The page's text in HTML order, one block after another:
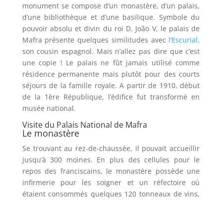
monument se compose d’un monastère, d’un palais,
d’une bibliothèque et d’une basilique. Symbole du
pouvoir absolu et divin du roi D. João V, le palais de
Mafra présente quelques similitudes avec l’Escurial,
son cousin espagnol. Mais n’allez pas dire que c’est
une copie ! Le palais ne fût jamais utilisé comme
résidence permanente mais plutôt pour des courts
séjours de la famille royale. A partir de 1910, début
de la 1ère République, l’édifice fut transformé en
musée national.
Visite du Palais National de Mafra
Le monastère
Se trouvant au rez-de-chaussée, il pouvait accueillir
jusqu’à 300 moines. En plus des cellules pour le
repos des franciscains, le monastère possède une
infirmerie pour les soigner et un réfectoire où
étaient consommés quelques 120 tonneaux de vins,